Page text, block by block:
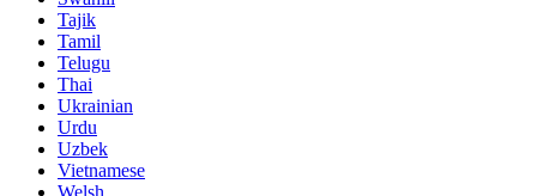
Tajik
Tamil
Telugu
Thai
Ukrainian
Urdu
Uzbek
Vietnamese
Welsh